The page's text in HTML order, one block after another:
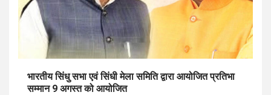
भारतीय सिंधु सभा एवं सिंधी मेला समिति द्वारा आयोजित प्रतिभा
सम्मान 9 अगस्त को आयोजित